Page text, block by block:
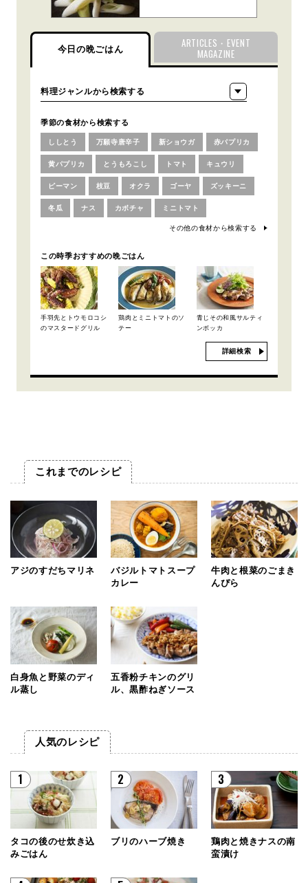
今日の晩ごはん
ARTICLES・EVENT
MAGAZINE
季節の食材から検索する
ししとう 万願寺唐辛子 新ショウガ 赤パプリカ
黄パプリカ とうもろこし トマト キュウリ
ピーマン 枝豆 オクラ ゴーヤ ズッキーニ
冬瓜 ナス カボチャ ミニトマト
その他の食材から検索する
この時季おすすめの晩ごはん
手羽先とトウモロコシ
のマスタードグリル
鶏肉とミニトマトのソ
テー
青じその和風サルティ
ンボッカ
詳細検索
これまでのレシピ
アジのすだちマリネ
バジルトマトスープ
カレー
牛肉と根菜のごまき
んぴら
白身魚と野菜のディ
ル蒸し
五香粉チキンのグリ
ル、黒酢ねぎソース
人気のレシピ
1
タコの後のせ炊き込
みごはん
2
ブリのハーブ焼き
3
鶏肉と焼きナスの南
蛮漬け